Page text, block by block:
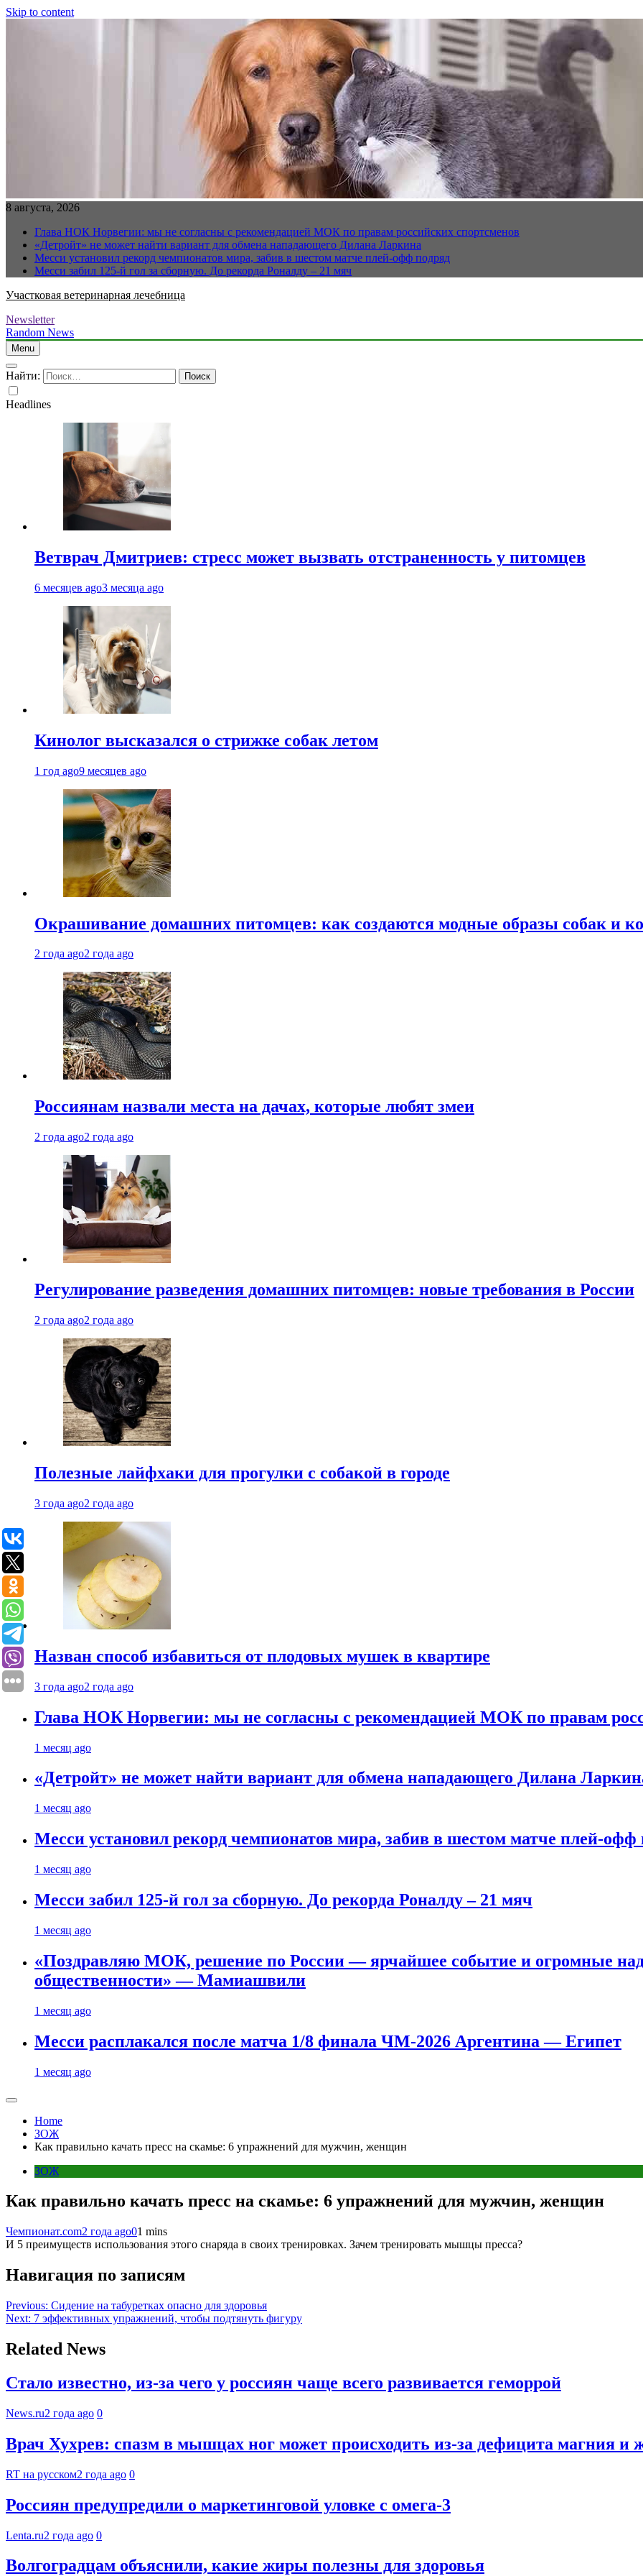
Skip to content
8 августа, 2026
Глава НОК Норвегии: мы не согласны с рекомендацией МОК по правам российских спортсменов
«Детройт» не может найти вариант для обмена нападающего Дилана Ларкина
Месси установил рекорд чемпионатов мира, забив в шестом матче плей‑офф подряд
Месси забил 125-й гол за сборную. До рекорда Роналду – 21 мяч
Участковая ветеринарная лечебница
Newsletter
Random News
Menu
Найти:
Headlines
Ветврач Дмитриев: стресс может вызвать отстраненность у питомцев
6 месяцев ago3 месяца ago
Кинолог высказался о стрижке собак летом
1 год ago9 месяцев ago
Окрашивание домашних питомцев: как создаются модные образы собак и
2 года ago2 года ago
Россиянам назвали места на дачах, которые любят змеи
2 года ago2 года ago
Регулирование разведения домашних питомцев: новые требования в России
2 года ago2 года ago
Полезные лайфхаки для прогулки с собакой в городе
3 года ago2 года ago
Назван способ избавиться от плодовых мушек в квартире
3 года ago2 года ago
Глава НОК Норвегии: мы не согласны с рекомендацией МОК по правам
1 месяц ago
«Детройт» не может найти вариант для обмена нападающего Дилана
1 месяц ago
Месси установил рекорд чемпионатов мира, забив в шестом матче плей‑офф
1 месяц ago
Месси забил 125-й гол за сборную. До рекорда Роналду – 21 мяч
1 месяц ago
«Поздравляю МОК, решение по России — ярчайшее событие и огромные
общественности» — Мамиашвили
1 месяц ago
Месси расплакался после матча 1/8 финала ЧМ-2026 Аргентина — Египет
1 месяц ago
Home
ЗОЖ
Как правильно качать пресс на скамье: 6 упражнений для мужчин, женщин
ЗОЖ
Как правильно качать пресс на скамье: 6 упражнений для мужчин, женщин
Чемпионат.com2 года ago01 mins
И 5 преимуществ использования этого снаряда в своих тренировках. Зачем тренировать мышцы пресса?
Навигация по записям
Previous: Сидение на табуретках опасно для здоровья
Next: 7 эффективных упражнений, чтобы подтянуть фигуру
Related News
Стало известно, из-за чего у россиян чаще всего развивается геморрой
News.ru2 года ago 0
Врач Хухрев: спазм в мышцах ног может происходить из-за дефицита магния и
RT на русском2 года ago 0
Россиян предупредили о маркетинговой уловке с омега-3
Lenta.ru2 года ago 0
Волгоградцам объяснили, какие жиры полезны для здоровья